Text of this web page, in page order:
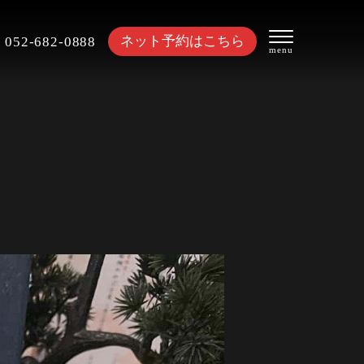
052-682-0888 ネット予約はこちら